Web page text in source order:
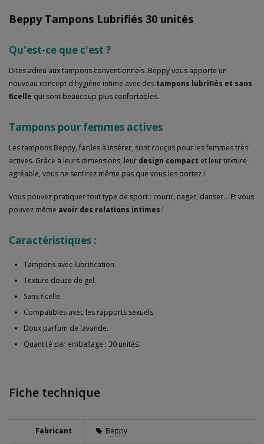
Beppy Tampons Lubrifiés 30 unités
Qu'est-ce que c'est ?
Dites adieu aux tampons conventionnels. Beppy vous apporte un
nouveau concept d'hygiène intime avec des tampons lubrifiés et sans
ficelle qui sont beaucoup plus confortables.
Tampons pour femmes actives
Les tampons Beppy, faciles à insérer, sont conçus pour les femmes très
actives. Grâce à leurs dimensions, leur design compact et leur texture
agréable, vous ne sentirez même pas que vous les portez !
Vous pouvez pratiquer tout type de sport : courir, nager, danser... Et vous
pouvez même avoir des relations intimes !
Caractéristiques :
Tampons avec lubrification.
Texture douce de gel.
Sans ficelle.
Compatibles avec les rapports sexuels.
Doux parfum de lavande.
Quantité par emballage : 30 unités.
Fiche technique
Fabricant Beppy